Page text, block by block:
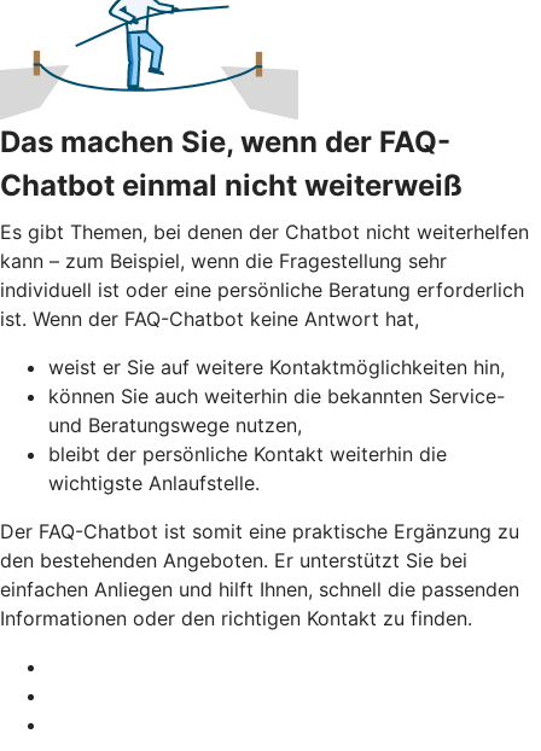
Das machen Sie, wenn der FAQ-
Chatbot einmal nicht weiterweiß
Es gibt Themen, bei denen der Chatbot nicht weiterhelfen
kann – zum Beispiel, wenn die Fragestellung sehr
individuell ist oder eine persönliche Beratung erforderlich
ist. Wenn der FAQ-Chatbot keine Antwort hat,
weist er Sie auf weitere Kontaktmöglichkeiten hin,
können Sie auch weiterhin die bekannten Service-
und Beratungswege nutzen,
bleibt der persönliche Kontakt weiterhin die
wichtigste Anlaufstelle.
Der FAQ-Chatbot ist somit eine praktische Ergänzung zu
den bestehenden Angeboten. Er unterstützt Sie bei
einfachen Anliegen und hilft Ihnen, schnell die passenden
Informationen oder den richtigen Kontakt zu finden.